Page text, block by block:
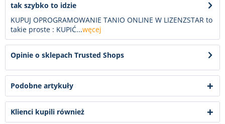
tak szybko to idzie
KUPUJ OPROGRAMOWANIE TANIO ONLINE W LIZENZSTAR to
takie proste : KUPIĆ...węcej
Opinie o sklepach Trusted Shops
Podobne artykuły
Klienci kupili również